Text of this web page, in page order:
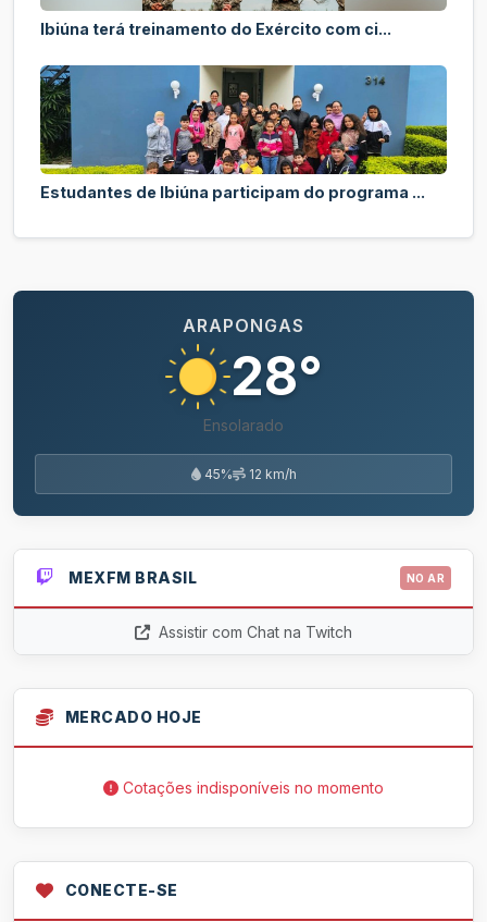
Ibiúna terá treinamento do Exército com ci...
Estudantes de Ibiúna participam do programa ...
ARAPONGAS
28°
Ensolarado
45% 12 km/h
MEXFM BRASIL NO AR
Assistir com Chat na Twitch
MERCADO HOJE
Cotações indisponíveis no momento
CONECTE-SE